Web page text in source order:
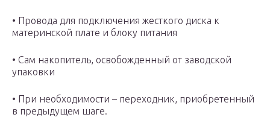
• Провода для подключения жесткого диска к
материнской плате и блоку питания
• Сам накопитель, освобожденный от заводской
упаковки
• При необходимости – переходник, приобретенный
в предыдущем шаге.